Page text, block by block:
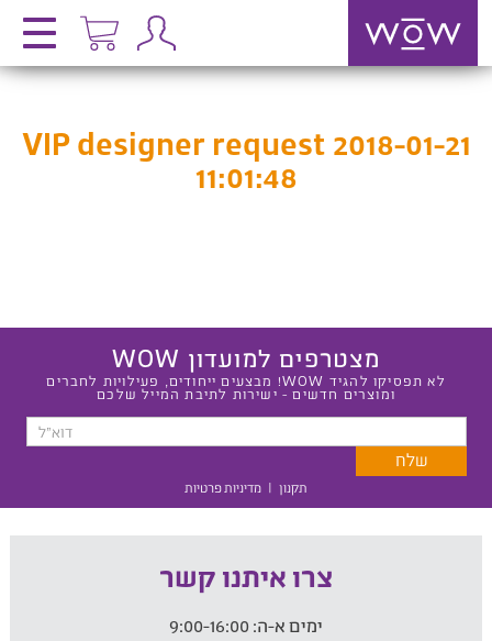
VIP designer request 2018-01-21
11:01:48
מצטרפים למועדון WOW
לא תפסיקו להגיד WOW! מבצעים ייחודים, פעילויות לחברים
ומוצרים חדשים - ישירות לתיבת המייל שלכם
תקנון | מדיניות פרטיות
צרו איתנו קשר
ימים א-ה: